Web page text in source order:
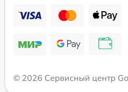
© 2026 Сервисный центр